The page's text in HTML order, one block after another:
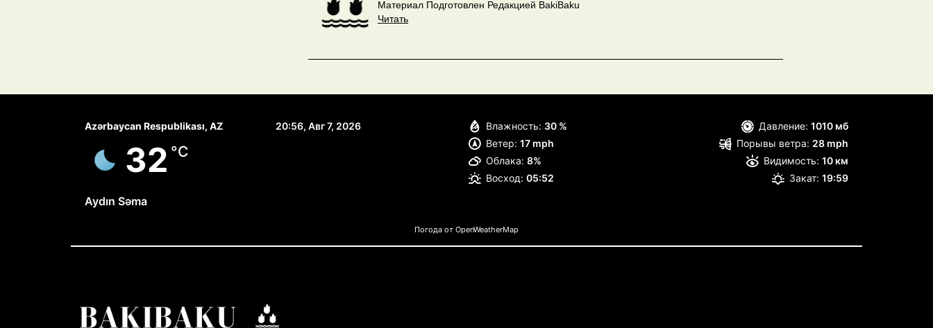
Материал Подготовлен Редакцией BakiBaku
Читать
Azərbaycan Respublikası, AZ 20:56, Авг 7, 2026
32 °C
Aydın Səma
Влажность: 30 % Давление: 1010 мб
Ветер: 17 mph Порывы ветра: 28 mph
Облака: 8% Видимость: 10 км
Восход: 05:52 Закат: 19:59
Погода от OpenWeatherMap